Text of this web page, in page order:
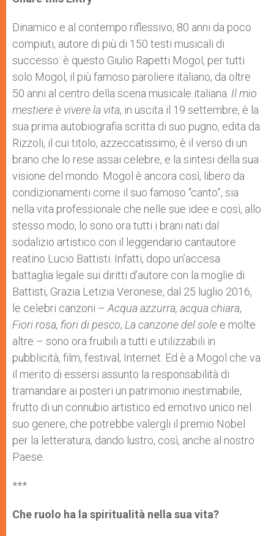
s
p
p
e
g
e
b
o
k
r
Dinamico e al contempo riflessivo, 80 anni da poco
compiuti, autore di più di 150 testi musicali di
successo: è questo Giulio Rapetti Mogol, per tutti
solo Mogol, il più famoso paroliere italiano, da oltre
50 anni al centro della scena musicale italiana. Il mio
mestiere è vivere la vita, in uscita il 19 settembre, è la
sua prima autobiografia scritta di suo pugno, edita da
Rizzoli, il cui titolo, azzeccatissimo, è il verso di un
brano che lo rese assai celebre, e la sintesi della sua
visione del mondo. Mogol è ancora così, libero da
condizionamenti come il suo famoso “canto”, sia
nella vita professionale che nelle sue idee e così, allo
stesso modo, lo sono ora tutti i brani nati dal
sodalizio artistico con il leggendario cantautore
reatino Lucio Battisti. Infatti, dopo un’accesa
battaglia legale sui diritti d’autore con la moglie di
Battisti, Grazia Letizia Veronese, dal 25 luglio 2016,
le celebri canzoni – Acqua azzurra, acqua chiara,
Fiori rosa, fiori di pesco, La canzone del sole e molte
altre – sono ora fruibili a tutti e utilizzabili in
pubblicità, film, festival, Internet. Ed è a Mogol che va
il merito di essersi assunto la responsabilità di
tramandare ai posteri un patrimonio inestimabile,
frutto di un connubio artistico ed emotivo unico nel
suo genere, che potrebbe valergli il premio Nobel
per la letteratura, dando lustro, così, anche al nostro
Paese.
***
Che ruolo ha la spiritualità nella sua vita?